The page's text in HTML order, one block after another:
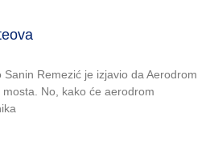
Remezić je izjavio da Aerodrom
No, kako će aerodrom